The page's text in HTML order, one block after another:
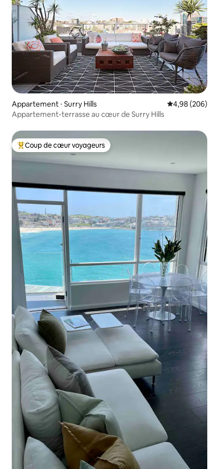
Appartement ⋅ Surry Hills Évaluation
4,98 (206)
Appartement-terrasse au cœur de Surry Hills
Coups de cœur voyageurs les plus appréciés
Coup de cœur voyageurs